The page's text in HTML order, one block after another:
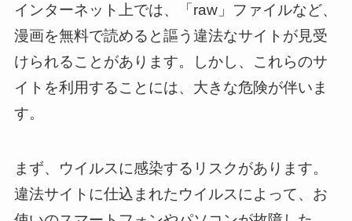
インターネット上では、「raw」ファイルなど、
漫画を無料で読めると謳う違法なサイトが見受
けられることがあります。しかし、これらのサ
イトを利用することには、大きな危険が伴いま
す。
まず、ウイルスに感染するリスクがあります。
違法サイトに仕込まれたウイルスによって、お